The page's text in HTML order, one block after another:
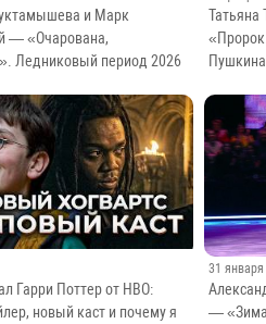
и Марк
— «Очарована,
Ледниковый период 2026
Гарри Поттер от HBO:
новый каст и почему я
31 января
—